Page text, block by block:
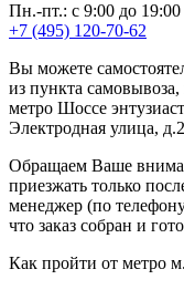
Пн.-пт.: с 9:00 до 19:00
+7 (495) 120-70-62
Вы можете
из пункта
метро Шоссе
Электродная улица,
Обращаем Ваше
приезжать только
менеджер (по
что заказ собран и
Как пройти от метро